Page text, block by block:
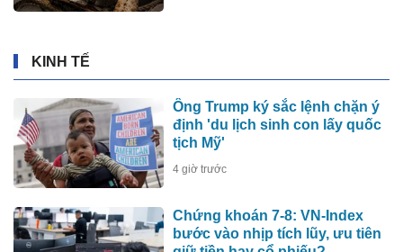
KINH TẾ
Ông Trump ký sắc lệnh chặn ý
định 'du lịch sinh con lấy quốc
tịch Mỹ'
4 giờ trước
Chứng khoán 7-8: VN-Index
bước vào nhịp tích lũy, ưu tiên